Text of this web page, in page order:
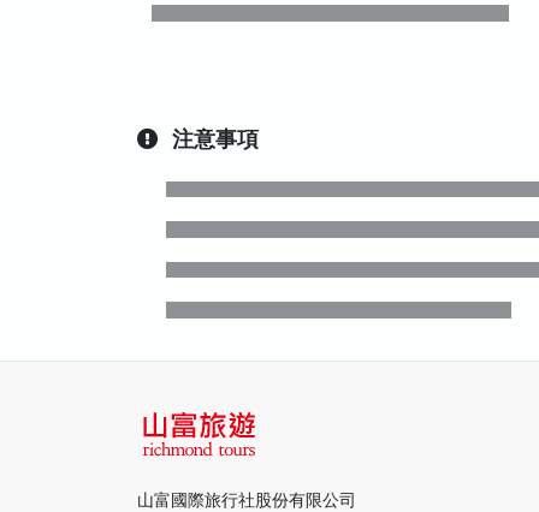
注意事項
山富國際旅行社股份有限公司